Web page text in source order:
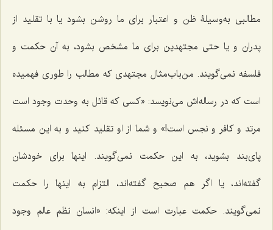
مطالبی به‌وسیلۀ ظن و اعتبار برای ما روشن بشود یا با تقلید از
پدران و یا حتی مجتهدین برای ما مشخص بشود، به آن حکمت و
فلسفه نمی‌گویند. من‌باب‌مثال مجتهدی که مطالب را طوری فهمیده
است که در رساله‌اش می‌نویسد: «کسی که قائل به وحدت وجود است
مرتد و کافر و نجس است!» و شما از او تقلید کنید و به این مسئله
پای‌بند بشوید، به این حکمت نمی‌گویند. اینها برای خودشان
گفته‌اند، یا اگر هم صحیح گفته‌اند، التزام به اینها را حکمت
نمی‌گویند. حکمت عبارت است از اینکه: «انسان نظم عالم وجود